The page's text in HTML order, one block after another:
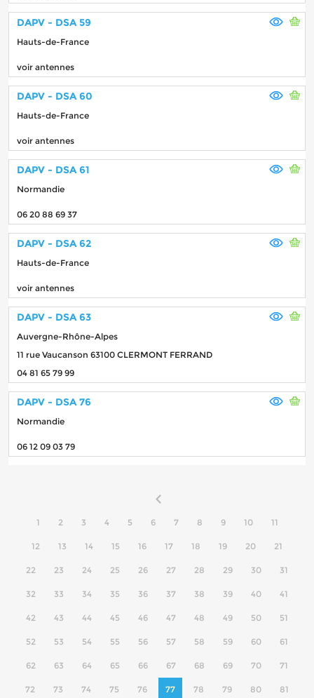
DAPV - DSA 59
Hauts-de-France
voir antennes
DAPV - DSA 60
Hauts-de-France
voir antennes
DAPV - DSA 61
Normandie
06 20 88 69 37
DAPV - DSA 62
Hauts-de-France
voir antennes
DAPV - DSA 63
Auvergne-Rhône-Alpes
11 rue Vaucanson 63100 CLERMONT FERRAND
04 81 65 79 99
DAPV - DSA 76
Normandie
06 12 09 03 79
1 2 3 4 5 6 7 8 9 10 11
12 13 14 15 16 17 18 19 20 21
22 23 24 25 26 27 28 29 30 31
32 33 34 35 36 37 38 39 40 41
42 43 44 45 46 47 48 49 50 51
52 53 54 55 56 57 58 59 60 61
62 63 64 65 66 67 68 69 70 71
72 73 74 75 76 77 78 79 80 81